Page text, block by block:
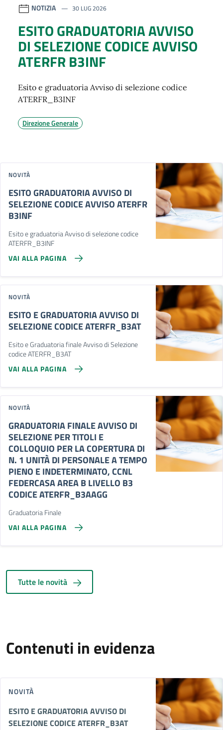
NOTIZIA 30 LUG 2026
ESITO GRADUATORIA AVVISO
DI SELEZIONE CODICE AVVISO
ATERFR B3INF
Esito e graduatoria Avviso di selezione codice
ATERFR_B3INF
Direzione Generale
NOVITÀ
ESITO GRADUATORIA AVVISO DI
SELEZIONE CODICE AVVISO ATERFR
B3INF
Esito e graduatoria Avviso di selezione codice
ATERFR_B3INF
VAI ALLA PAGINA
NOVITÀ
ESITO E GRADUATORIA AVVISO DI
SELEZIONE CODICE ATERFR_B3AT
Esito e Graduatoria finale Avviso di Selezione
codice ATERFR_B3AT
VAI ALLA PAGINA
NOVITÀ
GRADUATORIA FINALE AVVISO DI
SELEZIONE PER TITOLI E
COLLOQUIO PER LA COPERTURA DI
N. 1 UNITÀ DI PERSONALE A TEMPO
PIENO E INDETERMINATO, CCNL
FEDERCASA AREA B LIVELLO B3
CODICE ATERFR_B3AAGG
Graduatoria Finale
VAI ALLA PAGINA
Tutte le novità
Contenuti in evidenza
NOVITÀ
ESITO E GRADUATORIA AVVISO DI
SELEZIONE CODICE ATERFR_B3AT